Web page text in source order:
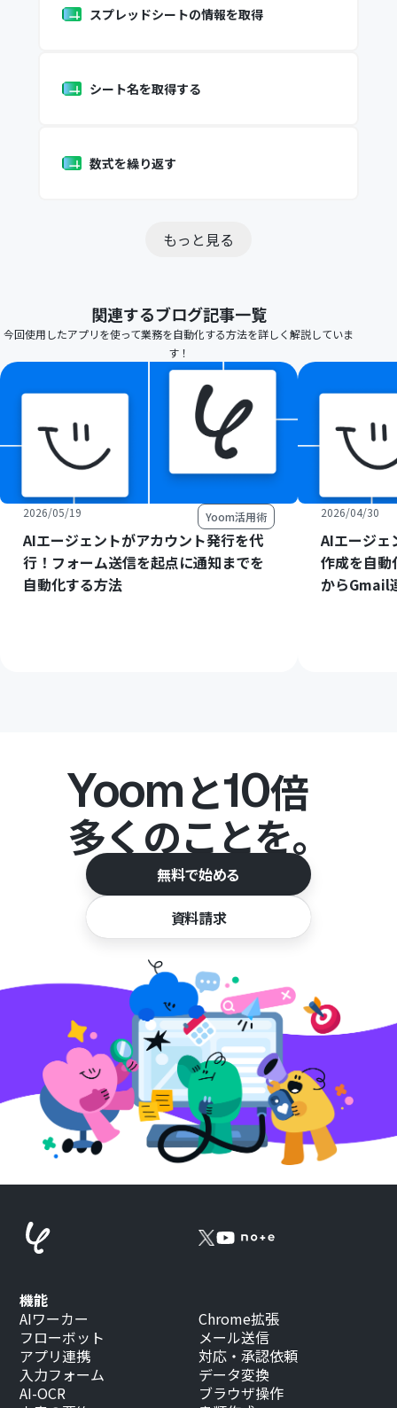
スプレッドシートの情報を取得
シート名を取得する
数式を繰り返す
もっと見る
関連するブログ記事一覧
今回使用したアプリを使って業務を自動化する方法を詳しく解説していま
す！
2026/05/19 Yoom活用術
AIエージェントがアカウント発行を代
行！フォーム送信を起点に通知までを
自動化する方法
2026/04/30
AIエージェ
作成を自動
からGmail
Yoomと10倍
多くのことを。
無料で始める
資料請求
機能
AIワーカー
フローボット
アプリ連携
入力フォーム
AI-OCR
Chrome拡張
メール送信
対応・承認依頼
データ変換
ブラウザ操作